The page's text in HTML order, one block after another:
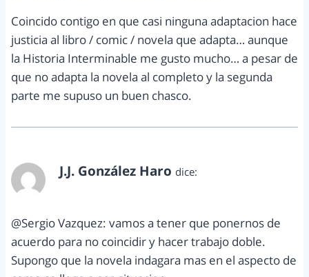
Coincido contigo en que casi ninguna adaptacion hace
justicia al libro / comic / novela que adapta… aunque
la Historia Interminable me gusto mucho… a pesar de
que no adapta la novela al completo y la segunda
parte me supuso un buen chasco.
J.J. González Haro dice:
@Sergio Vazquez: vamos a tener que ponernos de
acuerdo para no coincidir y hacer trabajo doble.
Supongo que la novela indagara mas en el aspecto de